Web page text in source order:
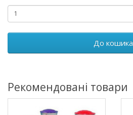
До кошика
Рекомендовані товари